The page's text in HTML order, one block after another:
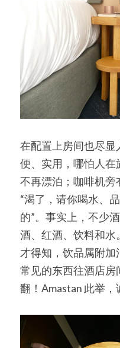
在配置上房间也尽
便、实用，哪怕人
不再漂泊；咖啡机旁
“渴了，请你喝水、
的”。事实上，不少
酒、红酒、饮料和
才得知，饮品属附
常见的东西往酒店
翻！Amastan 此举，